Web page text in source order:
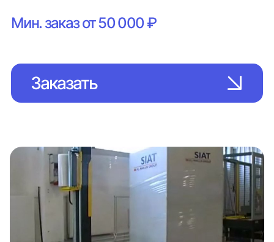
Мин. заказ от 50 000 ₽
Заказать